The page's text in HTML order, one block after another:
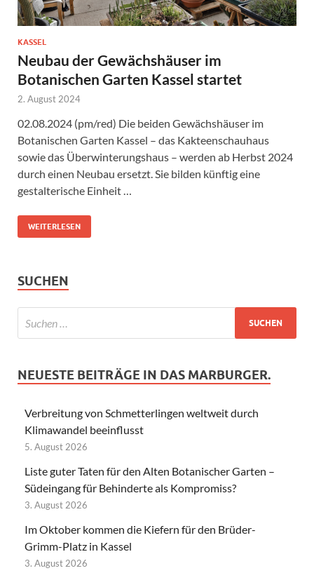
KASSEL
Neubau der Gewächshäuser im
Botanischen Garten Kassel startet
2. August 2024
02.08.2024 (pm/red) Die beiden Gewächshäuser im
Botanischen Garten Kassel – das Kakteenschauhaus
sowie das Überwinterungshaus – werden ab Herbst 2024
durch einen Neubau ersetzt. Sie bilden künftig eine
gestalterische Einheit …
WEITERLESEN
SUCHEN
NEUESTE BEITRÄGE IN DAS MARBURGER.
Verbreitung von Schmetterlingen weltweit durch
Klimawandel beeinflusst
5. August 2026
Liste guter Taten für den Alten Botanischer Garten –
Südeingang für Behinderte als Kompromiss?
3. August 2026
Im Oktober kommen die Kiefern für den Brüder-
Grimm-Platz in Kassel
3. August 2026